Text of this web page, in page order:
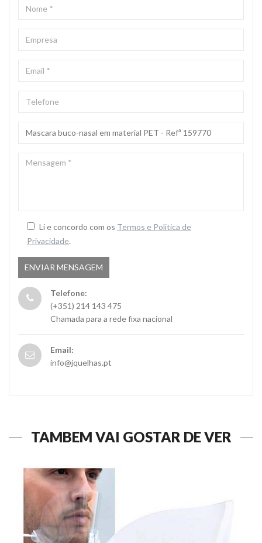
Li e concordo com os Termos e Politica de
Privacidade.
Telefone:
(+351) 214 143 475
Chamada para a rede fixa nacional
Email:
info@jquelhas.pt
TAMBÉM VAI GOSTAR DE VER